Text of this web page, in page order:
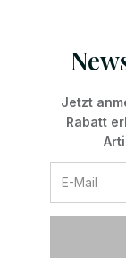
Jetzt
Rabatt